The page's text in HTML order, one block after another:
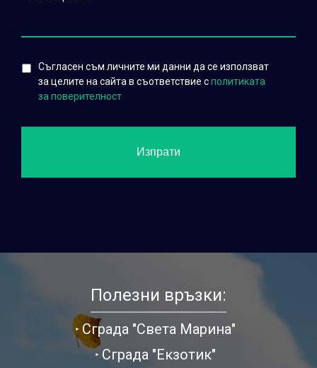
Съгласен съм личните ми данни да се използват
за целите на сайта в съответствие сполитиката
за поверителност
Полезни връзки:
Сграда "Света Марина"
Сграда "Екзотик"